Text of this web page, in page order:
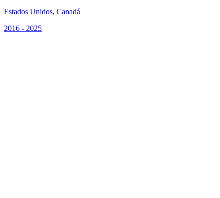
Estados Unidos, Canadá
2016 - 2025